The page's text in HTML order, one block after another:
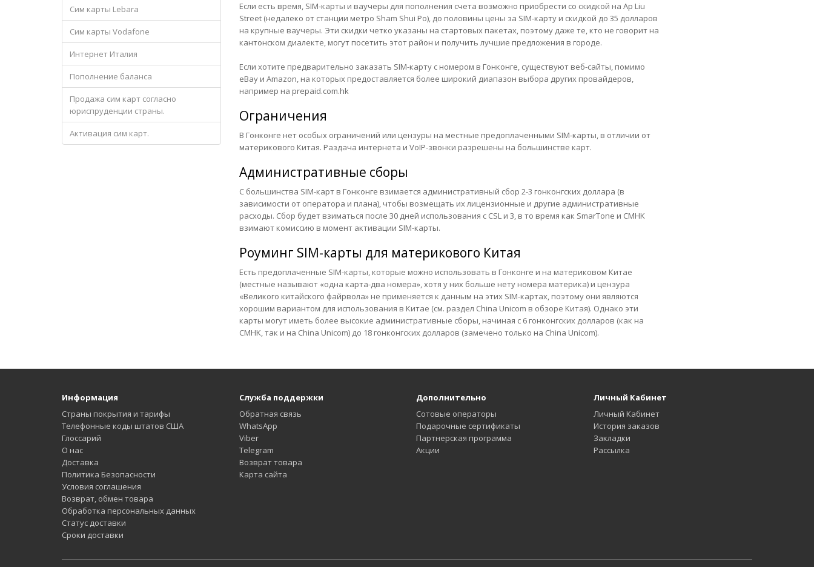
Сим карты Lebara
Сим карты Vodafone
Интернет Италия
Пополнение баланса
Продажа сим карт согласно
юриспруденции страны.
Активация сим карт.
Если есть время, SIM-карты и ваучеры для пополнения счета возможно приобрести со скидкой на Ap Liu
Street (недалеко от станции метро Sham Shui Po), до половины цены за SIM-карту и скидкой до 35 долларов
на крупные ваучеры. Эти скидки четко указаны на стартовых пакетах, поэтому даже те, кто не говорит на
кантонском диалекте, могут посетить этот район и получить лучшие предложения в городе.
Если хотите предварительно заказать SIM-карту с номером в Гонконге, существуют веб-сайты, помимо
eBay и Amazon, на которых предоставляется более широкий диапазон выбора других провайдеров,
например на prepaid.com.hk
Ограничения
В Гонконге нет особых ограничений или цензуры на местные предоплаченными SIM-карты, в отличии от
материкового Китая. Раздача интернета и VoIP-звонки разрешены на большинстве карт.
Административные сборы
С большинства SIM-карт в Гонконге взимается административный сбор 2-3 гонконгских доллара (в
зависимости от оператора и плана), чтобы возмещать их лицензионные и другие административные
расходы. Сбор будет взиматься после 30 дней использования с CSL и 3, в то время как SmarTone и CMHK
взимают комиссию в момент активации SIM-карты.
Роуминг SIM-карты для материкового Китая
Есть предоплаченные SIM-карты, которые можно использовать в Гонконге и на материковом Китае
(местные называют «одна карта-два номера», хотя у них больше нету номера материка) и цензура
«Великого китайского файрвола» не применяется к данным на этих SIM-картах, поэтому они являются
хорошим вариантом для использования в Китае (см. раздел China Unicom в обзоре Китая). Однако эти
карты могут иметь более высокие административные сборы, начиная с 6 гонконгских долларов (как на
CMHK, так и на China Unicom) до 18 гонконгских долларов (замечено только на China Unicom).
Информация
Страны покрытия и тарифы
Телефонные коды штатов США
Глоссарий
О нас
Доставка
Политика Безопасности
Условия соглашения
Возврат, обмен товара
Обработка персональных данных
Статус доставки
Сроки доставки
Служба поддержки
Обратная связь
WhatsApp
Viber
Telegram
Возврат товара
Карта сайта
Дополнительно
Сотовые операторы
Подарочные сертификаты
Партнерская программа
Акции
Личный Кабинет
Личный Кабинет
История заказов
Закладки
Рассылка